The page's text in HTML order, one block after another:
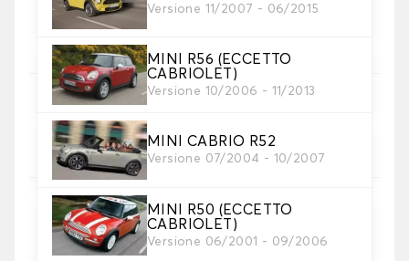
Versione 11/2007 - 06/2015
MINI R56 (ECCETTO
CABRIOLET)
Versione 10/2006 - 11/2013
MINI CABRIO R52
Versione 07/2004 - 10/2007
MINI R50 (ECCETTO
CABRIOLET)
Versione 06/2001 - 09/2006
6. Colore dela cinghia
Scegliere il colore del cinturino.
7. Antiscivolo Autogrip®
Aggiungete la nostra chiusura antiscivolo
brevettata per una presa ottimale.
8. Tallone di rinforzo Raccomandato
Aggiungete un cuscinetto di rinforzo per il tallone al
tappetino del conducente per ottenere la massima